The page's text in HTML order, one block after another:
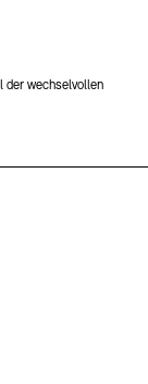
der wechselvollen